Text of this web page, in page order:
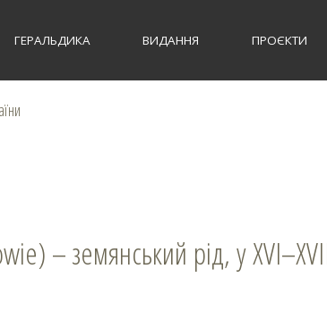
ГЕРАЛЬДИКА ВИДАННЯ ПРОЄКТИ